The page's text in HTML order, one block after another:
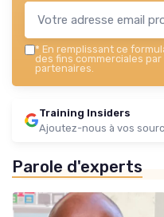
* En remplissant ce
des fins commerciales
partenaires.
Training Insiders
Ajoutez-nous à vos
Parole d'experts